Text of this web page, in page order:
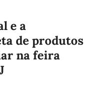
e a
de produtos
na feira